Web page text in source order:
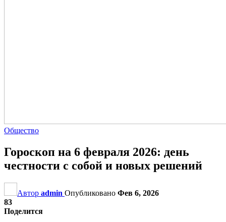
Общество
Гороскоп на 6 февраля 2026: день
честности с собой и новых решений
Автор admin Опубликовано Фев 6, 2026
83
Поделится